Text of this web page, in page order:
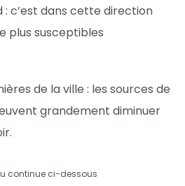
: c’est dans cette direction
plus susceptibles
de la ville : les sources de
grandement diminuer
continue ci-dessous